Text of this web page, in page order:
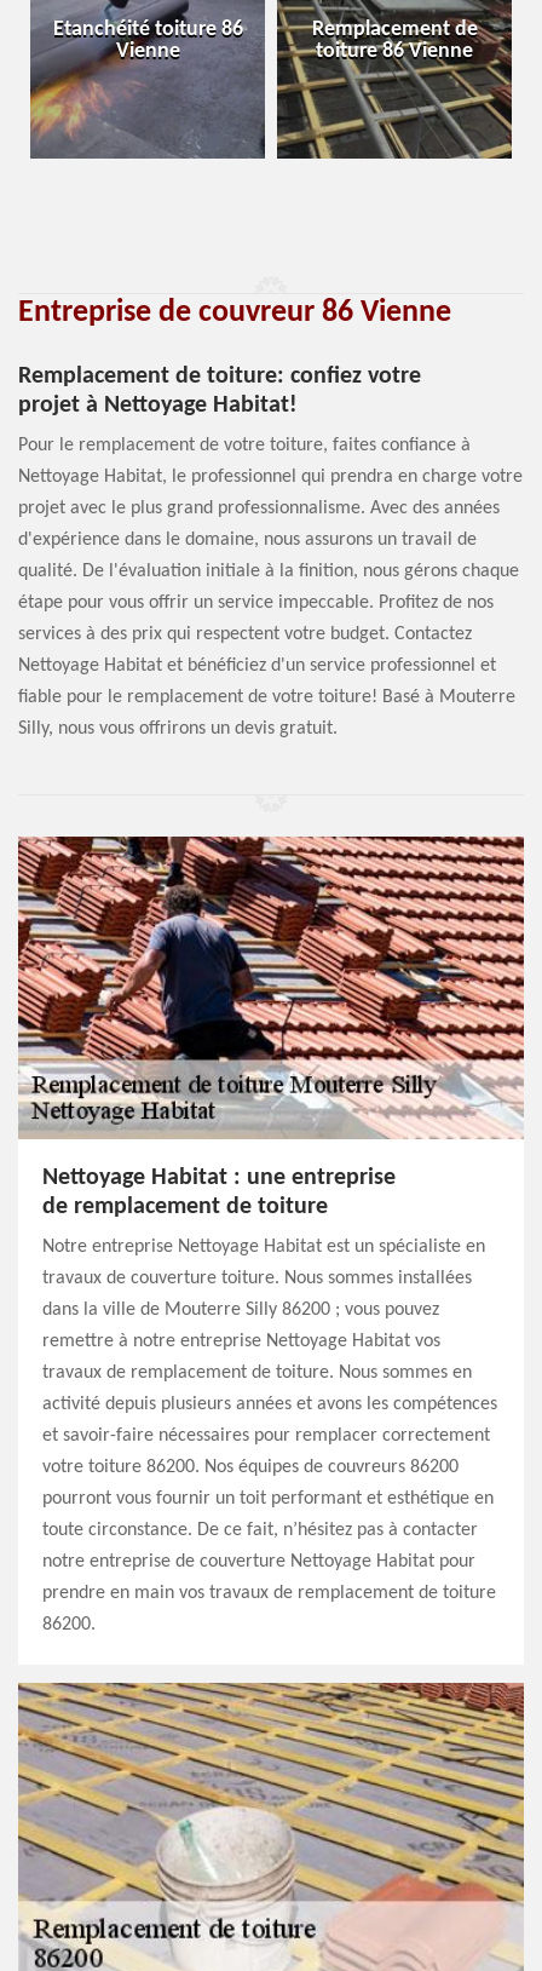
Etanchéité toiture 86
Vienne
Remplacement de
toiture 86 Vienne
Entreprise de couvreur 86 Vienne
Remplacement de toiture: confiez votre
projet à Nettoyage Habitat!
Pour le remplacement de votre toiture, faites confiance à
Nettoyage Habitat, le professionnel qui prendra en charge votre
projet avec le plus grand professionnalisme. Avec des années
d'expérience dans le domaine, nous assurons un travail de
qualité. De l'évaluation initiale à la finition, nous gérons chaque
étape pour vous offrir un service impeccable. Profitez de nos
services à des prix qui respectent votre budget. Contactez
Nettoyage Habitat et bénéficiez d'un service professionnel et
fiable pour le remplacement de votre toiture! Basé à Mouterre
Silly, nous vous offrirons un devis gratuit.
Nettoyage Habitat : une entreprise
de remplacement de toiture
Notre entreprise Nettoyage Habitat est un spécialiste en
travaux de couverture toiture. Nous sommes installées
dans la ville de Mouterre Silly 86200 ; vous pouvez
remettre à notre entreprise Nettoyage Habitat vos
travaux de remplacement de toiture. Nous sommes en
activité depuis plusieurs années et avons les compétences
et savoir-faire nécessaires pour remplacer correctement
votre toiture 86200. Nos équipes de couvreurs 86200
pourront vous fournir un toit performant et esthétique en
toute circonstance. De ce fait, n’hésitez pas à contacter
notre entreprise de couverture Nettoyage Habitat pour
prendre en main vos travaux de remplacement de toiture
86200.